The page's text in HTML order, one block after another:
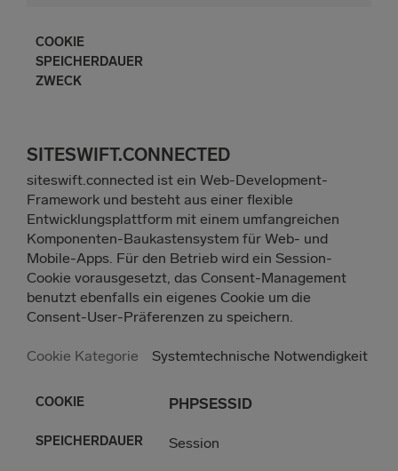
SITESWIFT.CONNECTED
siteswift.connected ist ein Web-Development-
Framework und besteht aus einer flexible
Entwicklungsplattform mit einem umfangreichen
Komponenten-Baukastensystem für Web- und
Mobile-Apps. Für den Betrieb wird ein Session-
Cookie vorausgesetzt, das Consent-Management
benutzt ebenfalls ein eigenes Cookie um die
Consent-User-Präferenzen zu speichern.
Cookie Kategorie Systemtechnische Notwendigkeit
PHPSESSID
Session